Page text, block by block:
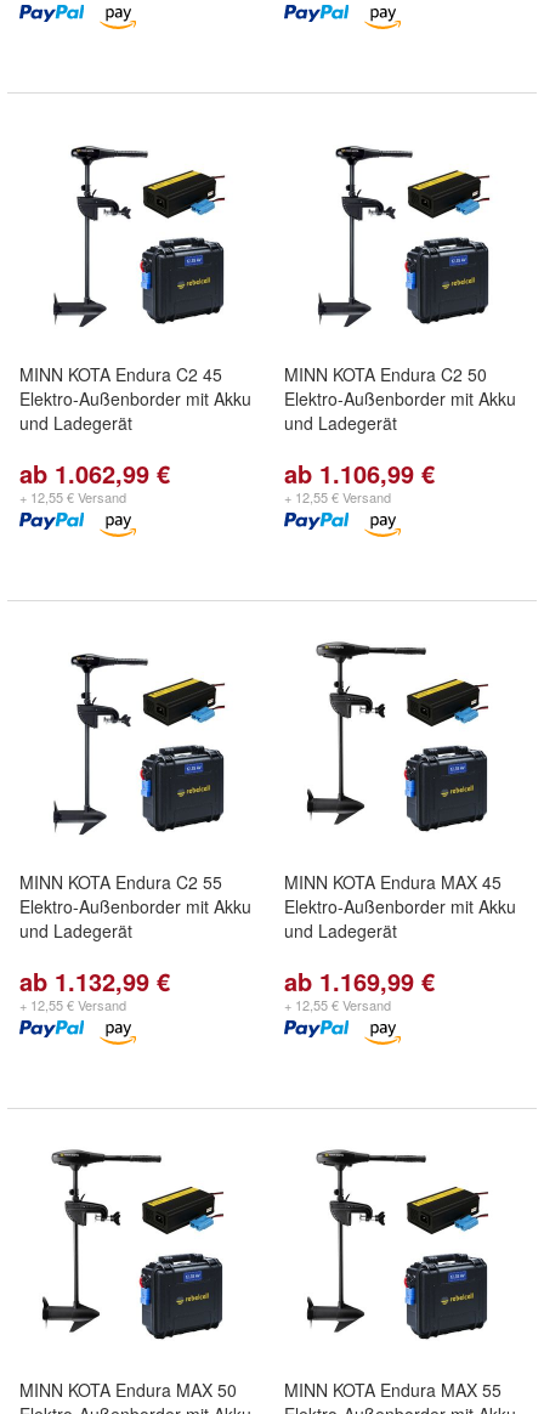
MINN KOTA Endura C2 45
Elektro-Außenborder mit Akku
und Ladegerät
ab 1.062,99 €
+ 12,55 € Versand
MINN KOTA Endura C2 50
Elektro-Außenborder mit Akku
und Ladegerät
ab 1.106,99 €
+ 12,55 € Versand
MINN KOTA Endura C2 55
Elektro-Außenborder mit Akku
und Ladegerät
ab 1.132,99 €
+ 12,55 € Versand
MINN KOTA Endura MAX 45
Elektro-Außenborder mit Akku
und Ladegerät
ab 1.169,99 €
+ 12,55 € Versand
MINN KOTA Endura MAX 50
MINN KOTA Endura MAX 55